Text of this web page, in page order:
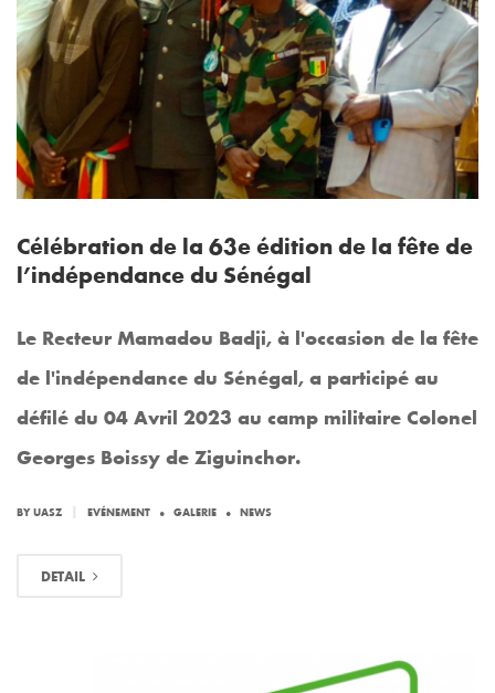
Célébration de la 63e édition de la fête de
l’indépendance du Sénégal
Le Recteur Mamadou Badji, à l'occasion de la fête
de l'indépendance du Sénégal, a participé au
défilé du 04 Avril 2023 au camp militaire Colonel
Georges Boissy de Ziguinchor.
BYUASZ EVÉNEMENT . GALERIE . NEWS
DETAIL